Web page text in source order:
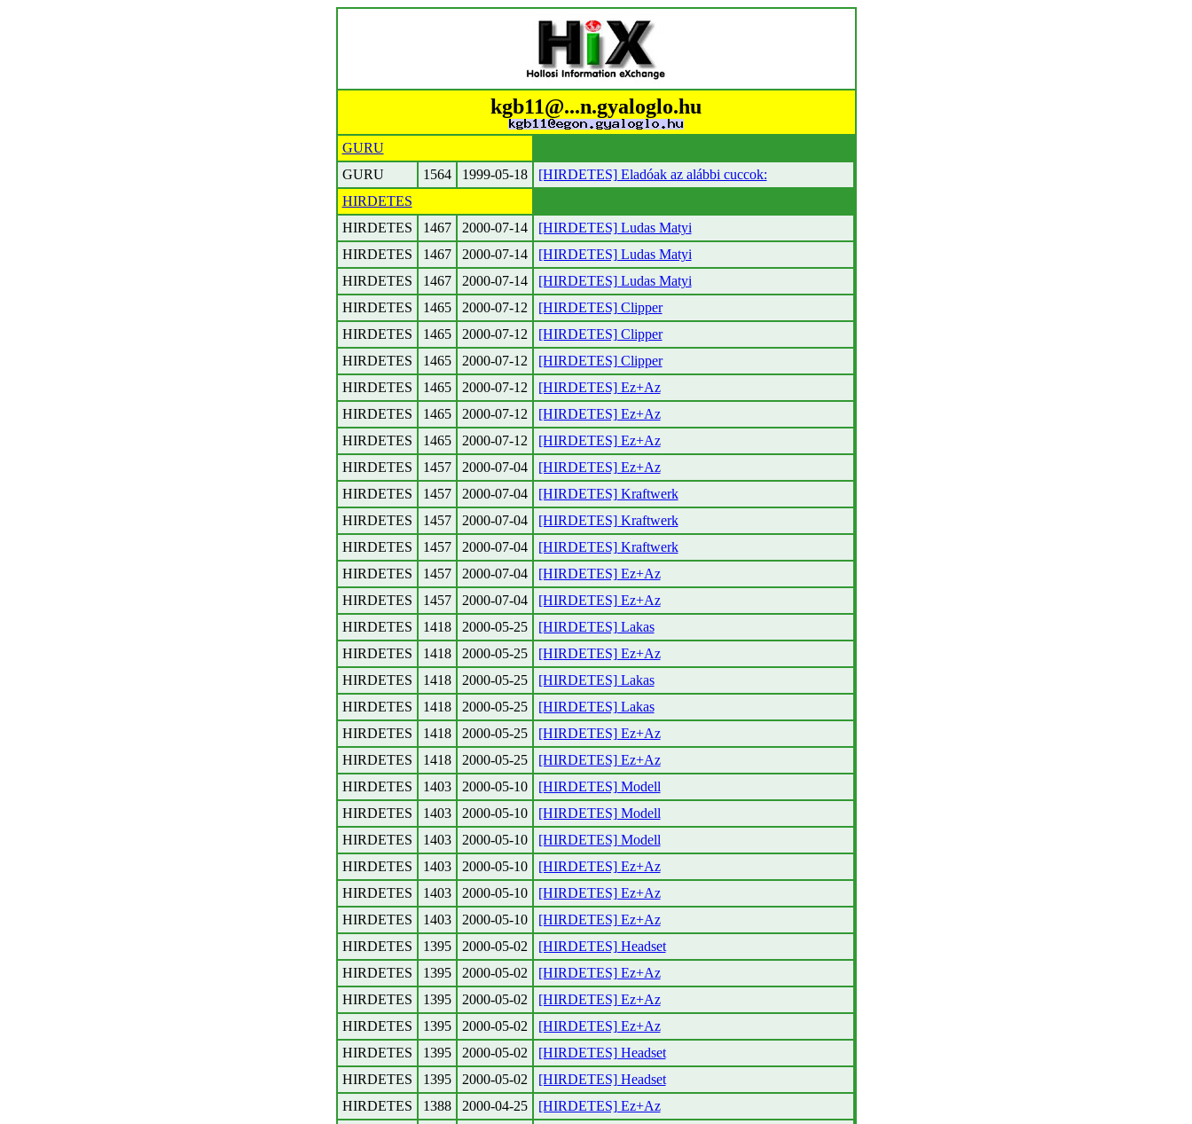
kgb11@...n.gyaloglo.hu
GURU
GURU
1564 1999-05-18
[HIRDETES] Eladóak az alábbi cuccok:
HIRDETES
HIRDETES
1467 2000-07-14
[HIRDETES] Ludas Matyi
HIRDETES
1467 2000-07-14
[HIRDETES] Ludas Matyi
HIRDETES
1467 2000-07-14
[HIRDETES] Ludas Matyi
HIRDETES
1465 2000-07-12
[HIRDETES] Clipper
HIRDETES
1465 2000-07-12
[HIRDETES] Clipper
HIRDETES
1465 2000-07-12
[HIRDETES] Clipper
HIRDETES
1465 2000-07-12
[HIRDETES] Ez+Az
HIRDETES
1465 2000-07-12
[HIRDETES] Ez+Az
HIRDETES
1465 2000-07-12
[HIRDETES] Ez+Az
HIRDETES
1457 2000-07-04
[HIRDETES] Ez+Az
HIRDETES
1457 2000-07-04
[HIRDETES] Kraftwerk
HIRDETES
1457 2000-07-04
[HIRDETES] Kraftwerk
HIRDETES
1457 2000-07-04
[HIRDETES] Kraftwerk
HIRDETES
1457 2000-07-04
[HIRDETES] Ez+Az
HIRDETES
1457 2000-07-04
[HIRDETES] Ez+Az
HIRDETES
1418 2000-05-25
[HIRDETES] Lakas
HIRDETES
1418 2000-05-25
[HIRDETES] Ez+Az
HIRDETES
1418 2000-05-25
[HIRDETES] Lakas
HIRDETES
1418 2000-05-25
[HIRDETES] Lakas
HIRDETES
1418 2000-05-25
[HIRDETES] Ez+Az
HIRDETES
1418 2000-05-25
[HIRDETES] Ez+Az
HIRDETES
1403 2000-05-10
[HIRDETES] Modell
HIRDETES
1403 2000-05-10
[HIRDETES] Modell
HIRDETES
1403 2000-05-10
[HIRDETES] Modell
HIRDETES
1403 2000-05-10
[HIRDETES] Ez+Az
HIRDETES
1403 2000-05-10
[HIRDETES] Ez+Az
HIRDETES
1403 2000-05-10
[HIRDETES] Ez+Az
HIRDETES
1395 2000-05-02
[HIRDETES] Headset
HIRDETES
1395 2000-05-02
[HIRDETES] Ez+Az
HIRDETES
1395 2000-05-02
[HIRDETES] Ez+Az
HIRDETES
1395 2000-05-02
[HIRDETES] Ez+Az
HIRDETES
1395 2000-05-02
[HIRDETES] Headset
HIRDETES
1395 2000-05-02
[HIRDETES] Headset
HIRDETES
1388 2000-04-25
[HIRDETES] Ez+Az